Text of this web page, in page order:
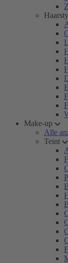
Make-up
Alle
Teint